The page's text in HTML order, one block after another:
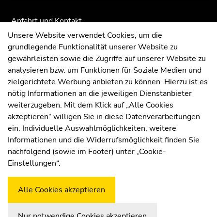
Anfahrt und Kontakt
Kommunikation und Öffentlichkeitsarbeit
Moodle
UNIGRAZonline
Impressum
Datenschutzerklärung
Cookie-Einstellungen
Barrierefreiheitserklärung
WetterstationUni Graz
Unsere Website verwendet Cookies, um die
grundlegende Funktionalität unserer Website zu
gewährleisten sowie die Zugriffe auf unserer Website zu
analysieren bzw. um Funktionen für Soziale Medien und
zielgerichtete Werbung anbieten zu können. Hierzu ist es
nötig Informationen an die jeweiligen Dienstanbieter
weiterzugeben. Mit dem Klick auf „Alle Cookies
akzeptieren“ willigen Sie in diese Datenverarbeitungen
ein. Individuelle Auswahlmöglichkeiten, weitere
Informationen und die Widerrufsmöglichkeit finden Sie
nachfolgend (sowie im Footer) unter „Cookie-
Einstellungen“.
Alle Cookies akzeptieren